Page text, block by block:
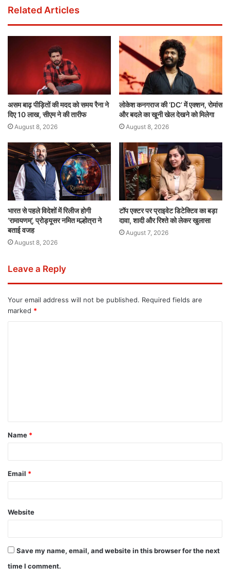
Related Articles
असम बाढ़ पीड़ितों की मदद को समय रैना ने
दिए 10 लाख, सीएम ने की तारीफ
August 8, 2026
लोकेश कनगराज की ‘DC’ में एक्शन, रोमांस
और बदले का खूनी खेल देखने को मिलेगा
August 8, 2026
भारत से पहले विदेशों में रिलीज होगी
‘रामायणम्’, प्रोड्यूसर नमित मल्होत्रा ने
बताई वजह
August 8, 2026
टॉप एक्टर पर प्राइवेट डिटेक्टिव का बड़ा
दावा, शादी और रिश्ते को लेकर खुलासा
August 7, 2026
Leave a Reply
Your email address will not be published. Required fields are
marked *
Name *
Email *
Website
Save my name, email, and website in this browser for the next
time I comment.